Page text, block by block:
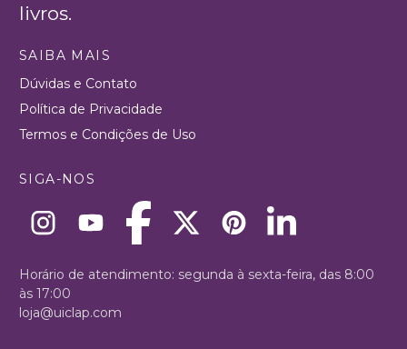
livros.
SAIBA MAIS
Dúvidas e Contato
Política de Privacidade
Termos e Condições de Uso
SIGA-NOS
Horário de atendimento: segunda à sexta-feira, das 8:00
às 17:00
loja@uiclap.com